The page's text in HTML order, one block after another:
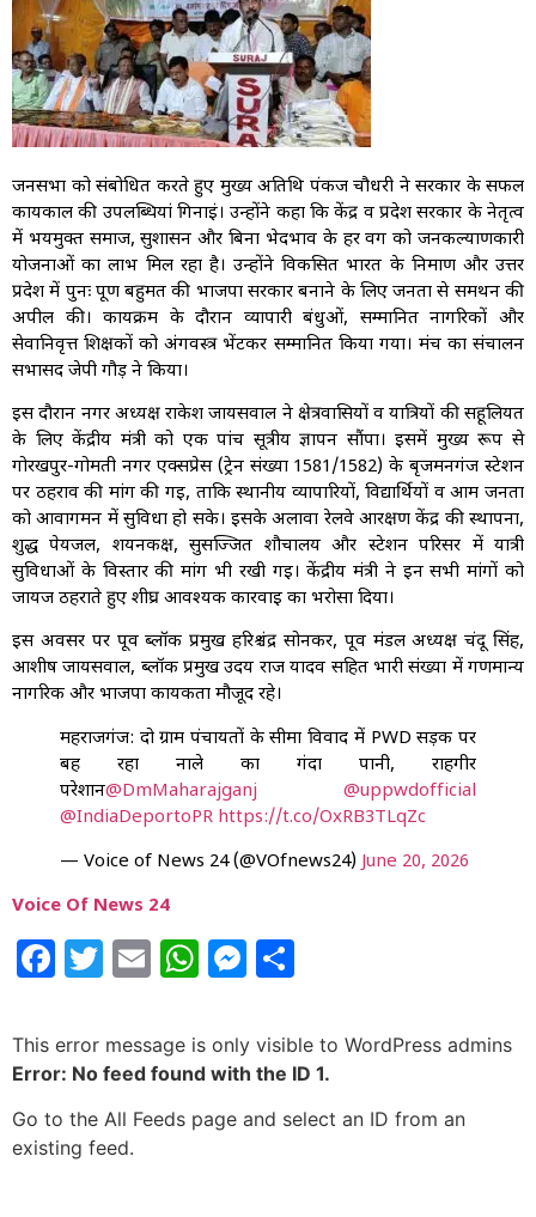
जनसभा को संबोधित करते हुए मुख्य अतिथि पंकज चौधरी ने सरकार के सफल
कार्यकाल की उपलब्धियां गिनाईं। उन्होंने कहा कि केंद्र व प्रदेश सरकार के नेतृत्व
में भयमुक्त समाज, सुशासन और बिना भेदभाव के हर वर्ग को जनकल्याणकारी
योजनाओं का लाभ मिल रहा है। उन्होंने विकसित भारत के निर्माण और उत्तर
प्रदेश में पुनः पूर्ण बहुमत की भाजपा सरकार बनाने के लिए जनता से समर्थन की
अपील की। कार्यक्रम के दौरान व्यापारी बंधुओं, सम्मानित नागरिकों और
सेवानिवृत्त शिक्षकों को अंगवस्त्र भेंटकर सम्मानित किया गया। मंच का संचालन
सभासद जेपी गौड़ ने किया।
इस दौरान नगर अध्यक्ष राकेश जायसवाल ने क्षेत्रवासियों व यात्रियों की सहूलियत
के लिए केंद्रीय मंत्री को एक पांच सूत्रीय ज्ञापन सौंपा। इसमें मुख्य रूप से
गोरखपुर-गोमती नगर एक्सप्रेस (ट्रेन संख्या 1581/1582) के बृजमनगंज स्टेशन
पर ठहराव की मांग की गई, ताकि स्थानीय व्यापारियों, विद्यार्थियों व आम जनता
को आवागमन में सुविधा हो सके। इसके अलावा रेलवे आरक्षण केंद्र की स्थापना,
शुद्ध पेयजल, शयनकक्ष, सुसज्जित शौचालय और स्टेशन परिसर में यात्री
सुविधाओं के विस्तार की मांग भी रखी गई। केंद्रीय मंत्री ने इन सभी मांगों को
जायज ठहराते हुए शीघ्र आवश्यक कार्रवाई का भरोसा दिया।
इस अवसर पर पूर्व ब्लॉक प्रमुख हरिश्चंद्र सोनकर, पूर्व मंडल अध्यक्ष चंदू सिंह,
आशीष जायसवाल, ब्लॉक प्रमुख उदय राज यादव सहित भारी संख्या में गणमान्य
नागरिक और भाजपा कार्यकर्ता मौजूद रहे।
महराजगंज: दो ग्राम पंचायतों के सीमा विवाद में PWD सड़क पर
बह रहा नाले का गंदा पानी, राहगीर
परेशान@DmMaharajganj
@uppwdofficial
@IndiaDeportoPR https://t.co/OxRB3TLqZc
— Voice of News 24 (@VOfnews24) June 20, 2026
Voice Of News 24
Facebook
Twitter
EmailWhatsApp
Messenger
This error message is only visible to WordPress admins
Error: No feed found with the ID 1.
Go to the All Feeds page and select an ID from an
existing feed.